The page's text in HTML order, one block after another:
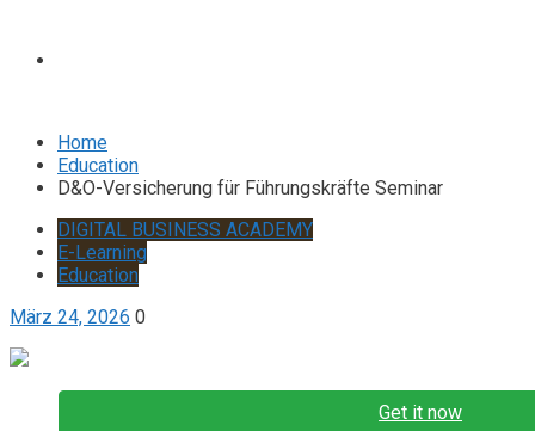
Home
Education
D&O-Versicherung für Führungskräfte Seminar
DIGITAL BUSINESS ACADEMY
E-Learning
Education
März 24, 2026 0
Get it now